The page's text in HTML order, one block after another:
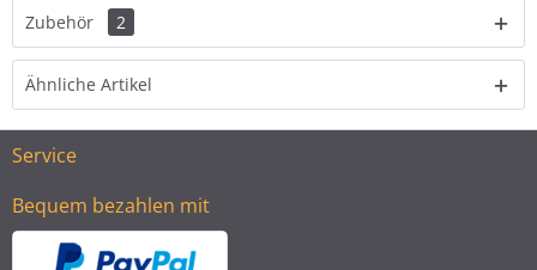
Zubehör 2
Ähnliche Artikel
Service
Bequem bezahlen mit